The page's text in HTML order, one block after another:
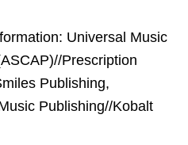
Universal Music
Prescription
Publishing,
Publishing//Kobalt